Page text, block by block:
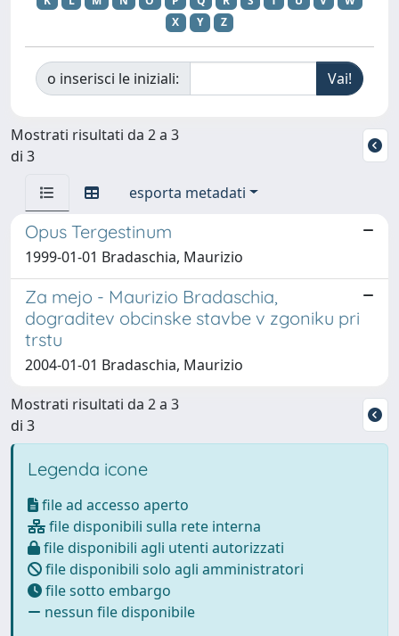
X
Y Z
o inserisci le iniziali:
Mostrati risultati da 2 a 3
di 3
esporta metadati
Opus Tergestinum
1999-01-01 Bradaschia, Maurizio
Za mejo - Maurizio Bradaschia,
dograditev obcinske stavbe v zgoniku pri
trstu
2004-01-01 Bradaschia, Maurizio
Mostrati risultati da 2 a 3
di 3
Legenda icone
file ad accesso aperto
file disponibili sulla rete interna
file disponibili agli utenti autorizzati
file disponibili solo agli amministratori
file sotto embargo
nessun file disponibile